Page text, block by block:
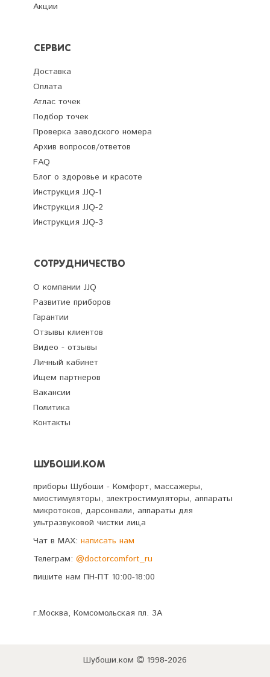
Акции
СЕРВИС
Доставка
Оплата
Атлас точек
Подбор точек
Проверка заводского номера
Архив вопросов/ответов
FAQ
Блог о здоровье и красоте
Инструкция JJQ-1
Инструкция JJQ-2
Инструкция JJQ-3
СОТРУДНИЧЕСТВО
О компании JJQ
Развитие приборов
Гарантии
Отзывы клиентов
Видео - отзывы
Личный кабинет
Ищем партнеров
Вакансии
Политика
Контакты
ШУБОШИ.КОМ
приборы Шубоши - Комфорт, массажеры,
миостимуляторы, электростимуляторы, аппараты
микротоков, дарсонвали, аппараты для
ультразвуковой чистки лица
Чат в MAX: написать нам
Телеграм: @doctorcomfort_ru
пишите нам ПН-ПТ 10:00-18:00
г.Москва, Комсомольская пл. 3А
Шубоши.ком 1998-2026